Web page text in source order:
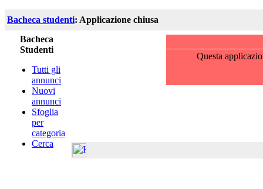
Bacheca studenti: Applicazione chiusa
Bacheca
Studenti
Tutti gli
annunci
Nuovi
annunci
Sfoglia
per
categoria
Cerca
Questa